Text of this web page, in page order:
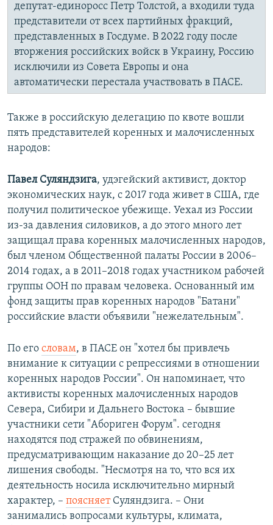
депутат-единоросс Петр Толстой, а входили туда
представители от всех партийных фракций,
представленных в Госдуме. В 2022 году после
вторжения российских войск в Украину, Россию
исключили из Совета Европы и она
автоматически перестала участвовать в ПАСЕ.
Также в российскую делегацию по квоте вошли
пять представителей коренных и малочисленных
народов:
Павел Суляндзига, удэгейский активист, доктор
экономических наук, с 2017 года живет в США, где
получил политическое убежище. Уехал из России
из-за давления силовиков, а до этого много лет
защищал права коренных малочисленных народов,
был членом Общественной палаты России в 2006–
2014 годах, а в 2011–2018 годах участником рабочей
группы ООН по правам человека. Основанный им
фонд защиты прав коренных народов "Батани"
российские власти объявили "нежелательным".
По его словам, в ПАСЕ он "хотел бы привлечь
внимание к ситуации с репрессиями в отношении
коренных народов России". Он напоминает, что
активисты коренных малочисленных народов
Севера, Сибири и Дальнего Востока – бывшие
участники сети "Абориген Форум". сегодня
находятся под стражей по обвинениям,
предусматривающим наказание до 20–25 лет
лишения свободы. "Несмотря на то, что вся их
деятельность носила исключительно мирный
характер, – поясняетСуляндзига. – Они
занимались вопросами культуры, климата,